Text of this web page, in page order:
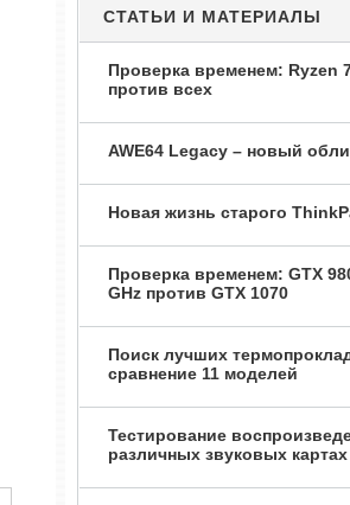
СТАТЬИ И МАТЕРИАЛЫ
Проверка временем: Ryzen
против всех
AWE64 Legacy – новый
Новая жизнь старого
Проверка временем: GTX
GHz против GTX 1070
Поиск лучших
сравнение 11 моделей
Тестирование
различных звуковых картах